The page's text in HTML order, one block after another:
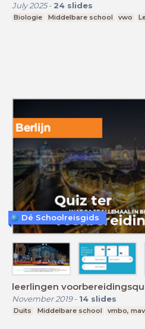
July 2025- 24 slides
Biologie Middelbare school vwo
leerlingen
November 2019- 14 slides
Duits Middelbare school vmbo,
Dé Schoolreisgids